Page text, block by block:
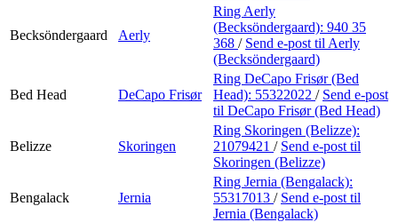
Becksöndergaard Aerly
Ring Aerly
(Becksöndergaard): 940 35
368 / Send e-post til Aerly
(Becksöndergaard)
Bed Head DeCapo Frisør
Ring DeCapo Frisør (Bed
Head): 55322022 / Send e-post
til DeCapo Frisør (Bed Head)
Belizze Skoringen
Ring Skoringen (Belizze):
21079421 / Send e-post til
Skoringen (Belizze)
Bengalack Jernia
Ring Jernia (Bengalack):
55317013 / Send e-post til
Jernia (Bengalack)